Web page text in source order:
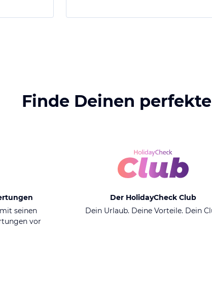
Finde Deinen
seinen
vor
Der HolidayCheck Club
Dein Urlaub. Deine Vorteile. Dein